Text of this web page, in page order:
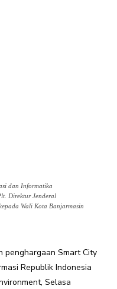
dan Informatika
Direktur Jenderal
Wali Kota Banjarmasin
penghargaan Smart City
Republik Indonesia
Selasa